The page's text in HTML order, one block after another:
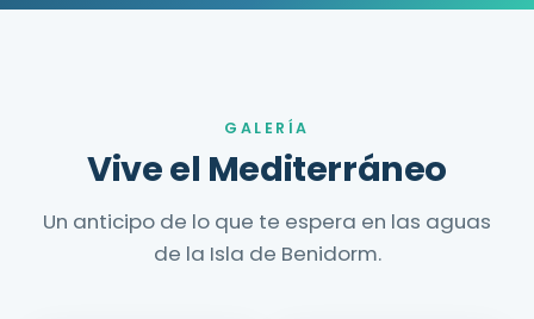
GALERÍA
Vive el Mediterráneo
Un anticipo de lo que te espera en las aguas
de la Isla de Benidorm.